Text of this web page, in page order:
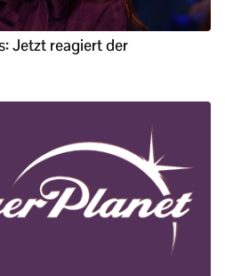
Jetzt reagiert der